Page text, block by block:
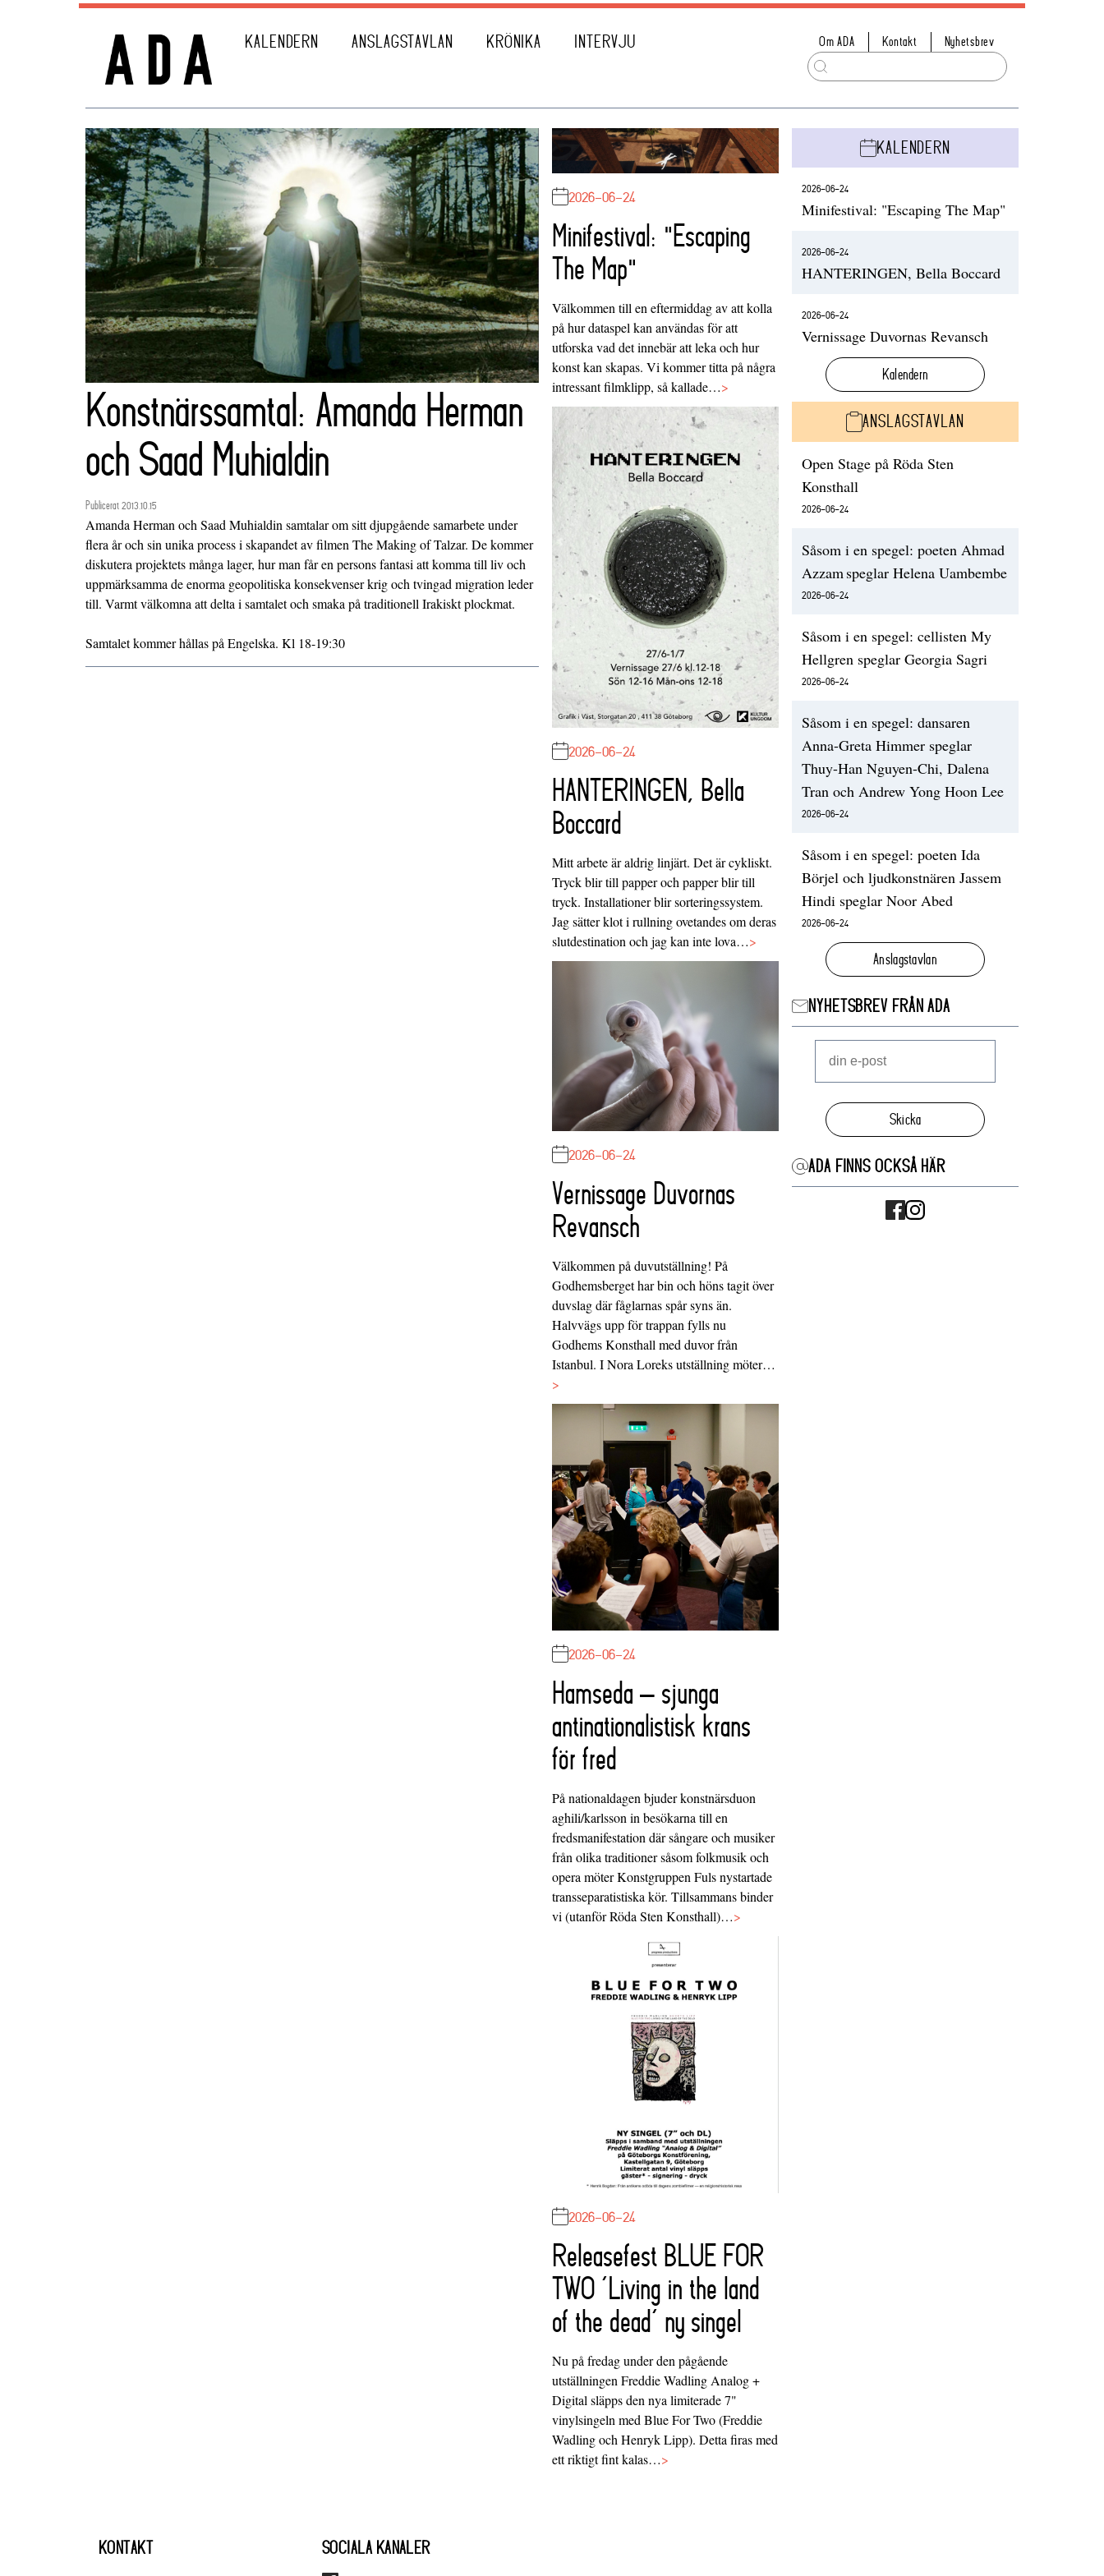
KALENDERN ANSLAGSTAVLAN KRÖNIKA INTERVJU Om ADA Kontakt Nyhetsbrev
Konstnärssamtal: Amanda Herman
och Saad Muhialdin
Publicerat 2013.10.15
Amanda Herman och Saad Muhialdin samtalar om sitt djupgående samarbete under
flera år och sin unika process i skapandet av filmen The Making of Talzar. De kommer
diskutera projektets många lager, hur man får en persons fantasi att komma till liv och
uppmärksamma de enorma geopolitiska konsekvenser krig och tvingad migration leder
till. Varmt välkomna att delta i samtalet och smaka på traditionell Irakiskt plockmat.
Samtalet kommer hållas på Engelska. Kl 18-19:30
2026-06-24
Minifestival: "Escaping
The Map"
Välkommen till en eftermiddag av att kolla
på hur dataspel kan användas för att
utforska vad det innebär att leka och hur
konst kan skapas. Vi kommer titta på några
intressant filmklipp, så kallade…>
2026-06-24
HANTERINGEN, Bella
Boccard
Mitt arbete är aldrig linjärt. Det är cykliskt.
Tryck blir till papper och papper blir till
tryck. Installationer blir sorteringssystem.
Jag sätter klot i rullning ovetandes om deras
slutdestination och jag kan inte lova…>
2026-06-24
Vernissage Duvornas
Revansch
Välkommen på duvutställning! På
Godhemsberget har bin och höns tagit över
duvslag där fåglarnas spår syns än.
Halvvägs upp för trappan fylls nu
Godhems Konsthall med duvor från
Istanbul. I Nora Loreks utställning möter…
>
2026-06-24
Hamseda – sjunga
antinationalistisk krans
för fred
På nationaldagen bjuder konstnärsduon
aghili/karlsson in besökarna till en
fredsmanifestation där sångare och musiker
från olika traditioner såsom folkmusik och
opera möter Konstgruppen Fuls nystartade
transseparatistiska kör. Tillsammans binder
vi (utanför Röda Sten Konsthall)…>
2026-06-24
Releasefest BLUE FOR
TWO ‘Living in the land
of the dead’ ny singel
Nu på fredag under den pågående
utställningen Freddie Wadling Analog +
Digital släpps den nya limiterade 7"
vinylsingeln med Blue For Two (Freddie
Wadling och Henryk Lipp). Detta firas med
ett riktigt fint kalas…>
KALENDERN
2026-06-24
Minifestival: "Escaping The Map"
2026-06-24
HANTERINGEN, Bella Boccard
2026-06-24
Vernissage Duvornas Revansch
Kalendern
ANSLAGSTAVLAN
Open Stage på Röda Sten
Konsthall
2026-06-24
Såsom i en spegel: poeten Ahmad
Azzam speglar Helena Uambembe
2026-06-24
Såsom i en spegel: cellisten My
Hellgren speglar Georgia Sagri
2026-06-24
Såsom i en spegel: dansaren
Anna-Greta Himmer speglar
Thuy-Han Nguyen-Chi, Dalena
Tran och Andrew Yong Hoon Lee
2026-06-24
Såsom i en spegel: poeten Ida
Börjel och ljudkonstnären Jassem
Hindi speglar Noor Abed
2026-06-24
Anslagstavlan
NYHETSBREV FRÅN ADA
Skicka
ADA FINNS OCKSÅ HÄR
KONTAKT SOCIALA KANALER